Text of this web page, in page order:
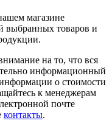
магазине
выбранных товаров и
на то, что вся
информационный
о стоимости
к менеджерам
почте
контакты.